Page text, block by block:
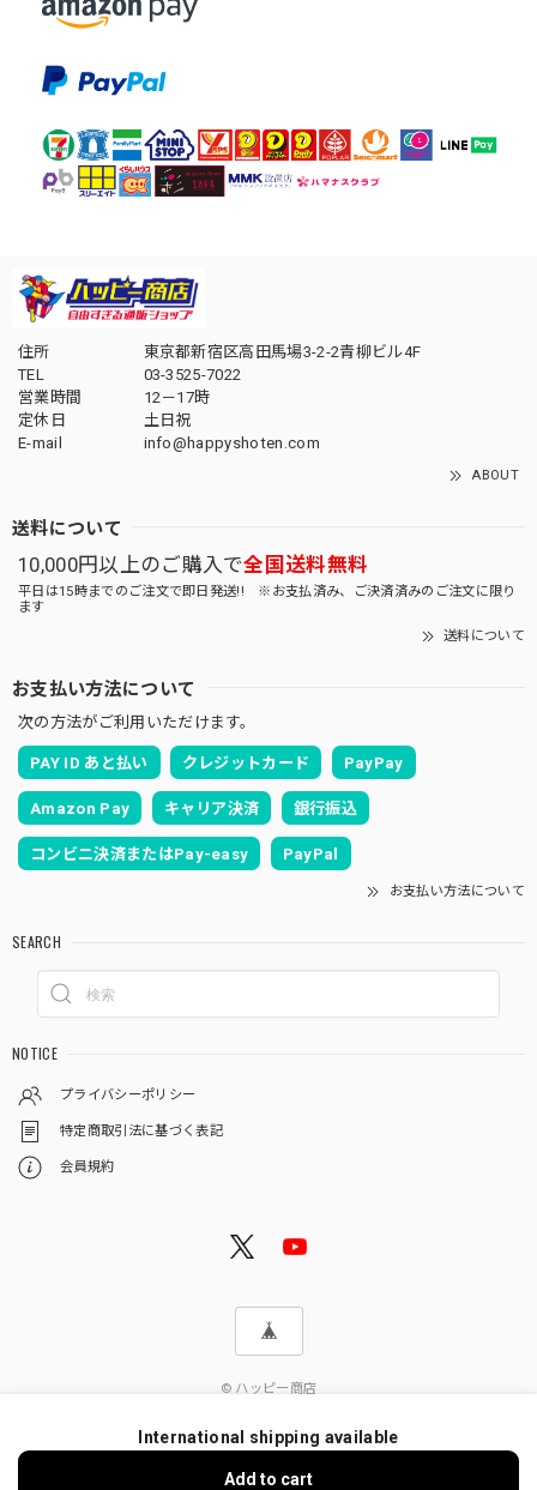
住所
東京都新宿区高田馬場3-2-2青柳ビル4F
TEL
03-3525-7022
営業時間
12－17時
定休日
土日祝
E-mail
info@happyshoten.com
ABOUT
送料について
10,000円以上のご購入で全国送料無料
平日は15時までのご注文で即日発送!! ※お支払済み、ご決済済みのご注文に限り
ます
送料について
お支払い方法について
次の方法がご利用いただけます。
PAY ID あと払い クレジットカード PayPay
Amazon Pay キャリア決済 銀行振込
コンビニ決済またはPay-easy PayPal
お支払い方法について
SEARCH
NOTICE
プライバシーポリシー
特定商取引法に基づく表記
会員規約
© ハッピー商店
International shipping available
Add to cart